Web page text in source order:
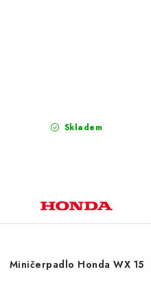
Skladem
Miničerpadlo Honda WX 15